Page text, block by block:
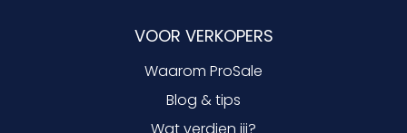
VOOR VERKOPERS
Waarom ProSale
Blog & tips